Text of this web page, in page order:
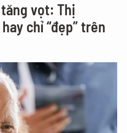
vọt: Thị
chỉ “đẹp” trên